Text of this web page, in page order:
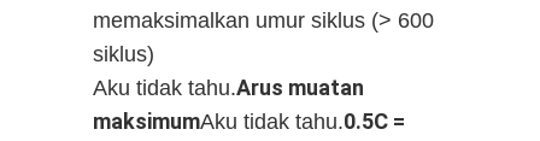
Produk
Maks.
tegangan
pengisian
4.2 V
memaksimalkan umur siklus (> 600
siklus)
Aku tidak tahu.Arus muatan
maksimumAku tidak tahu.0.5C =